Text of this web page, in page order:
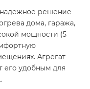
надежное решение
дома, гаража,
мощности (5
Агрегат
его удобным для